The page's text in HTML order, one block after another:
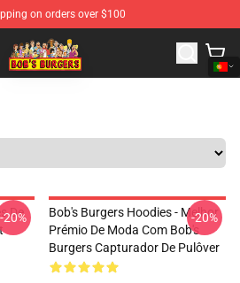
on orders over $100
- Official Bob's Burgers Merchandise
De
-20%
Bob's Burgers Hoodies - Melhor
Prémio De Moda Com Bob's
Burgers Capturador De Pulôver
-20%